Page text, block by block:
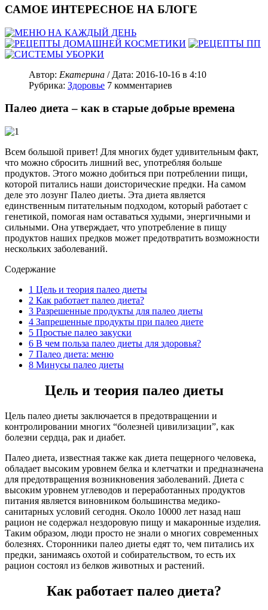
САМОЕ ИНТЕРЕСНОЕ НА БЛОГЕ
Автор: Екатерина / Дата: 2016-10-16 в 4:10
Рубрика: Здоровье 7 комментариев
Палео диета – как в старые добрые времена
Всем большой привет! Для многих будет удивительным факт,
что можно сбросить лишний вес, употребляя больше
продуктов. Этого можно добиться при потреблении пищи,
которой питались наши доисторические предки. На самом
деле это лозунг Палео диеты. Эта диета является
единственным питательным подходом, который работает с
генетикой, помогая нам оставаться худыми, энергичными и
сильными. Она утверждает, что употребление в пищу
продуктов наших предков может предотвратить возможности
нескольких заболеваний.
Содержание
1 Цель и теория палео диеты
2 Как работает палео диета?
3 Разрешенные продукты для палео диеты
4 Запрещенные продукты при палео диете
5 Простые палео закуски
6 В чем польза палео диеты для здоровья?
7 Палео диета: меню
8 Минусы палео диеты
Цель и теория палео диеты
Цель палео диеты заключается в предотвращении и
контролировании многих “болезней цивилизации”, как
болезни сердца, рак и диабет.
Палео диета, известная также как диета пещерного человека,
обладает высоким уровнем белка и клетчатки и предназначена
для предотвращения возникновения заболеваний. Диета с
высоким уровнем углеводов и переработанных продуктов
питания является виновником большинства медико-
санитарных условий сегодня. Около 10000 лет назад наш
рацион не содержал нездоровую пищу и макаронные изделия.
Таким образом, люди просто не знали о многих современных
болезнях. Сторонники палео диеты едят то, чем питались их
предки, занимаясь охотой и собирательством, то есть их
рацион состоял из белков животных и растений.
Как работает палео диета?